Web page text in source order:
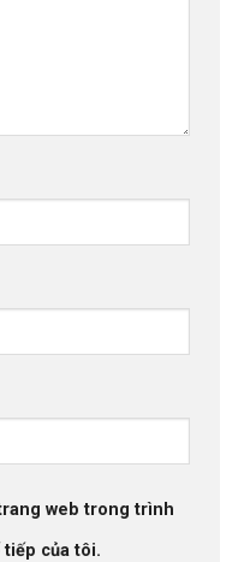
web trong trình
của tôi.